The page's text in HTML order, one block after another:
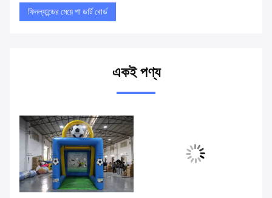
ফিনল্যান্ডের মেয়ে পা ডার্ট বোর্ড
একই পণ্য